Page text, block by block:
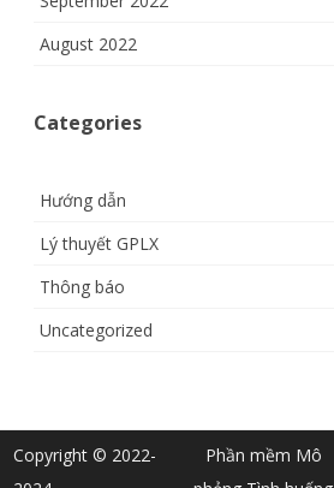
August 2022
Categories
Hướng dẫn
Lý thuyết GPLX
Thông báo
Uncategorized
Copyright © 2022-
Phần mềm Mô